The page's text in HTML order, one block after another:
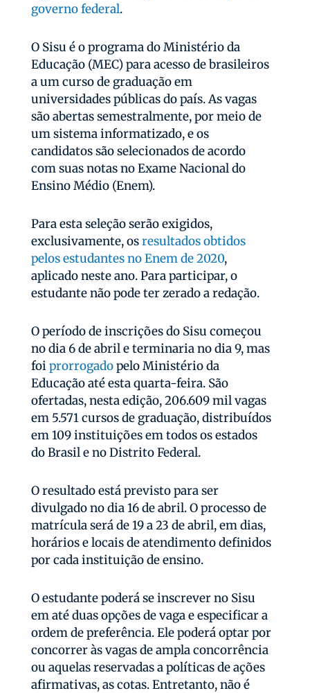
governo federal.
O Sisu é o programa do Ministério da
Educação (MEC) para acesso de brasileiros
a um curso de graduação em
universidades públicas do país. As vagas
são abertas semestralmente, por meio de
um sistema informatizado, e os
candidatos são selecionados de acordo
com suas notas no Exame Nacional do
Ensino Médio (Enem).
Para esta seleção serão exigidos,
exclusivamente, osresultados obtidos
pelos estudantes no Enem de 2020,
aplicado neste ano. Para participar, o
estudante não pode ter zerado a redação.
O período de inscrições do Sisu começou
no dia 6 de abril e terminaria no dia 9, mas
foi prorrogadopelo Ministério da
Educação até esta quarta-feira. São
ofertadas, nesta edição, 206.609 mil vagas
em 5.571 cursos de graduação, distribuídos
em 109 instituições em todos os estados
do Brasil e no Distrito Federal.
O resultado está previsto para ser
divulgado no dia 16 de abril. O processo de
matrícula será de 19 a 23 de abril, em dias,
horários e locais de atendimento definidos
por cada instituição de ensino.
O estudante poderá se inscrever no Sisu
em até duas opções de vaga e especificar a
ordem de preferência. Ele poderá optar por
concorrer às vagas de ampla concorrência
ou aquelas reservadas a políticas de ações
afirmativas, as cotas. Entretanto, não é